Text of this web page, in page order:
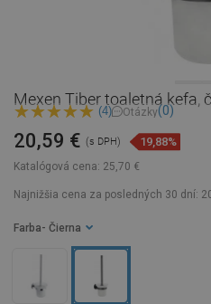
Mexen Tiber toaletná kefa,
(4) Otázky(0)
Katalógová cena: 25,70 €
20,59 € (s DPH) 19,88%
Najnižšia cena za posledných 30 dní:
Farba - Čierna